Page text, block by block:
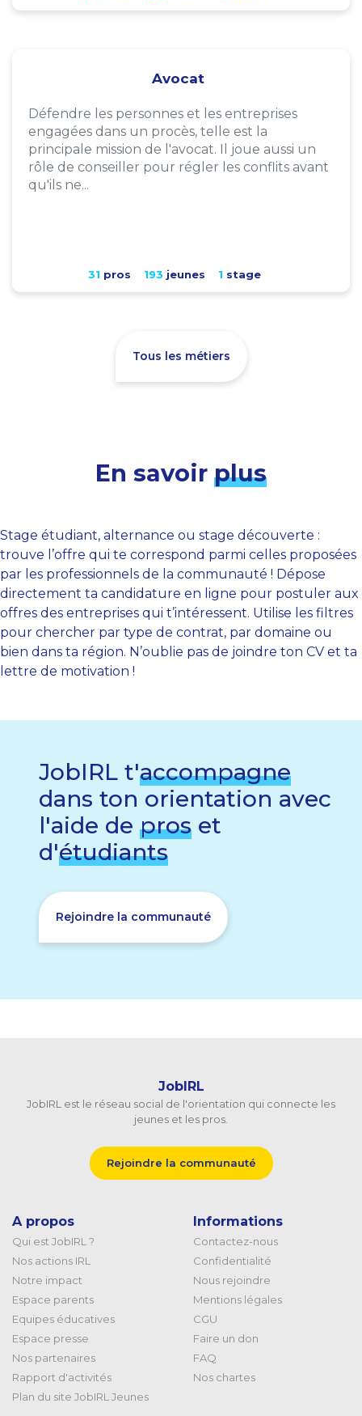
Avocat
Défendre les personnes et les entreprises
engagées dans un procès, telle est la
principale mission de l'avocat. Il joue aussi un
rôle de conseiller pour régler les conflits avant
qu'ils ne...
31 pros 193 jeunes 1 stage
Tous les métiers
En savoir plus
Stage étudiant, alternance ou stage découverte :
trouve l’offre qui te correspond parmi celles proposées
par les professionnels de la communauté ! Dépose
directement ta candidature en ligne pour postuler aux
offres des entreprises qui t’intéressent. Utilise les filtres
pour chercher par type de contrat, par domaine ou
bien dans ta région. N’oublie pas de joindre ton CV et ta
lettre de motivation !
JobIRL t'accompagne
dans ton orientation avec
l'aide de pros et
d'étudiants
Rejoindre la communauté
JobIRL
JobIRL est le réseau social de l'orientation qui connecte les
jeunes et les pros.
Rejoindre la communauté
A propos
Qui est JobIRL ?
Nos actions IRL
Notre impact
Espace parents
Equipes éducatives
Espace presse
Nos partenaires
Rapport d'activités
Plan du site JobIRL Jeunes
Informations
Contactez-nous
Confidentialité
Nous rejoindre
Mentions légales
CGU
Faire un don
FAQ
Nos chartes